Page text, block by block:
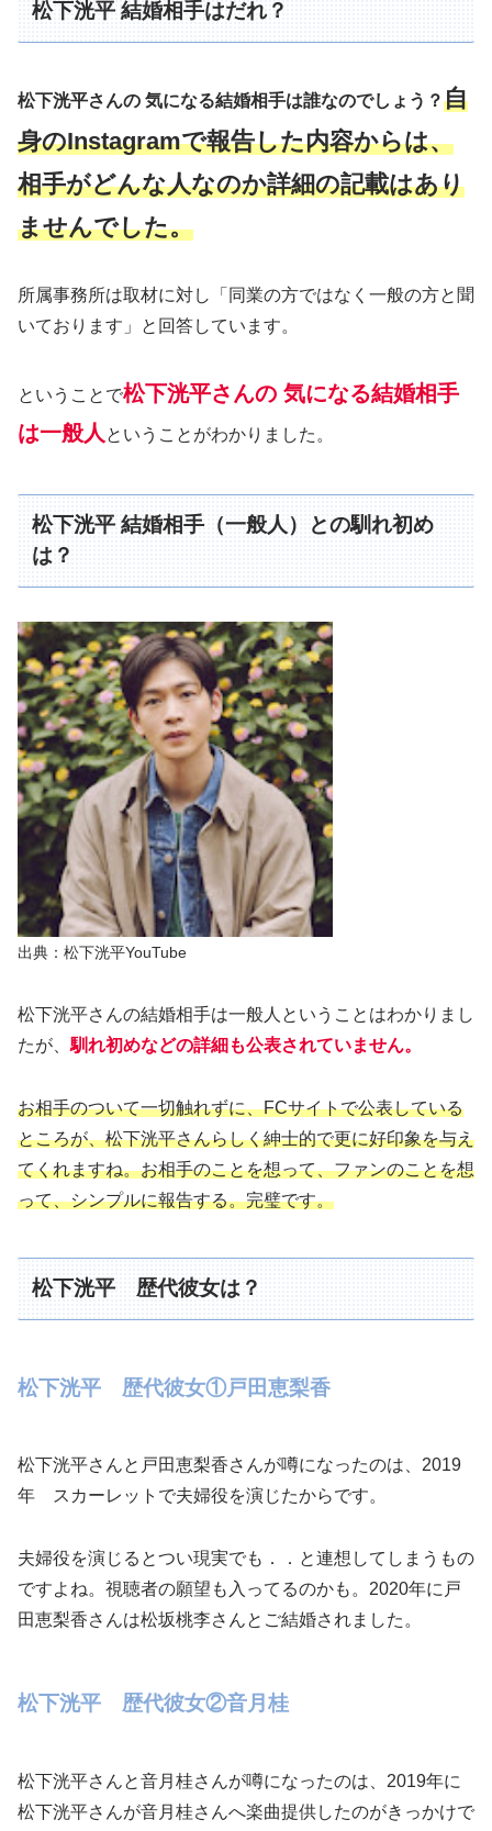
松下洸平 結婚相手はだれ？
松下洸平さんの 気になる結婚相手は誰なのでしょう？自
身のInstagramで報告した内容からは、
相手がどんな人なのか詳細の記載はあり
ませんでした。
所属事務所は取材に対し「同業の方ではなく一般の方と聞
いております」と回答しています。
ということで松下洸平さんの 気になる結婚相手
は一般人 ということがわかりました。
松下洸平 結婚相手（一般人）との馴れ初め
は？
出典：松下洸平YouTube
松下洸平さんの結婚相手は一般人ということはわかりまし
たが、 馴れ初めなどの詳細も公表されていません。
お相手のついて一切触れずに、FCサイトで公表している
ところが、松下洸平さんらしく紳士的で更に好印象を与え
てくれますね。お相手のことを想って、ファンのことを想
って、シンプルに報告する。完璧です。
松下洸平 歴代彼女は？
松下洸平 歴代彼女①戸田恵梨香
松下洸平さんと戸田恵梨香さんが噂になったのは、2019
年 スカーレットで夫婦役を演じたからです。
夫婦役を演じるとつい現実でも．．と連想してしまうもの
ですよね。視聴者の願望も入ってるのかも。2020年に戸
田恵梨香さんは松坂桃李さんとご結婚されました。
松下洸平 歴代彼女②音月桂
松下洸平さんと音月桂さんが噂になったのは、2019年に
松下洸平さんが音月桂さんへ楽曲提供したのがきっかけで